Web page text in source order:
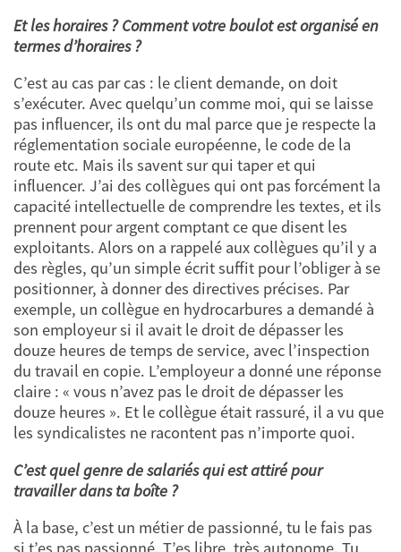
Et les horaires ? Comment votre boulot est organisé en
termes d’horaires ?
C’est au cas par cas : le client demande, on doit
s’exécuter. Avec quelqu’un comme moi, qui se laisse
pas influencer, ils ont du mal parce que je respecte la
réglementation sociale européenne, le code de la
route etc. Mais ils savent sur qui taper et qui
influencer. J’ai des collègues qui ont pas forcément la
capacité intellectuelle de comprendre les textes, et ils
prennent pour argent comptant ce que disent les
exploitants. Alors on a rappelé aux collègues qu’il y a
des règles, qu’un simple écrit suffit pour l’obliger à se
positionner, à donner des directives précises. Par
exemple, un collègue en hydrocarbures a demandé à
son employeur si il avait le droit de dépasser les
douze heures de temps de service, avec l’inspection
du travail en copie. L’employeur a donné une réponse
claire : « vous n’avez pas le droit de dépasser les
douze heures ». Et le collègue était rassuré, il a vu que
les syndicalistes ne racontent pas n’importe quoi.
C’est quel genre de salariés qui est attiré pour
travailler dans ta boîte ?
À la base, c’est un métier de passionné, tu le fais pas